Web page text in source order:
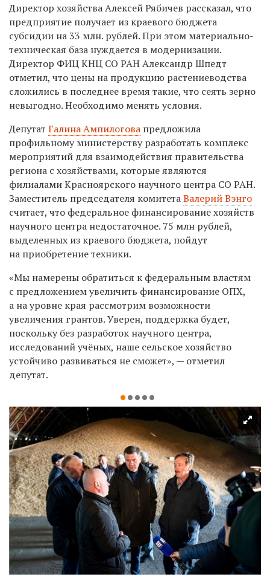
Директор хозяйства Алексей Рябичев рассказал, что
предприятие получает из краевого бюджета
субсидии на 33 млн. рублей. При этом материально-
техническая база нуждается в модернизации.
Директор ФИЦ КНЦ СО РАН Александр Шпедт
отметил, что цены на продукцию растениеводства
сложились в последнее время такие, что сеять зерно
невыгодно. Необходимо менять условия.
Депутат Галина Ампилогова предложила
профильному министерству разработать комплекс
мероприятий для взаимодействия правительства
региона с хозяйствами, которые являются
филиалами Красноярского научного центра СО РАН.
Заместитель председателя комитетаВалерий Вэнго
считает, что федеральное финансирование хозяйств
научного центра недостаточное. 75 млн рублей,
выделенных из краевого бюджета, пойдут
на приобретение техники.
«Мы намерены обратиться к федеральным властям
с предложением увеличить финансирование ОПХ,
а на уровне края рассмотрим возможности
увеличения грантов. Уверен, поддержка будет,
поскольку без разработок научного центра,
исследований учёных, наше сельское хозяйство
устойчиво развиваться не сможет», — отметил
депутат.